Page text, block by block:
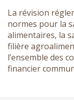
La révision
normes pour la
alimentaires, la
filière
l’ensemble des
financier